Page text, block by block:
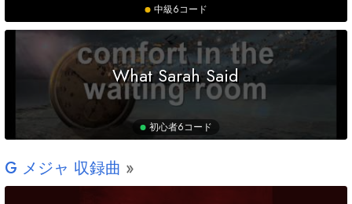
中級6コード
What Sarah Said
初心者6コード
G メジャ 収録曲